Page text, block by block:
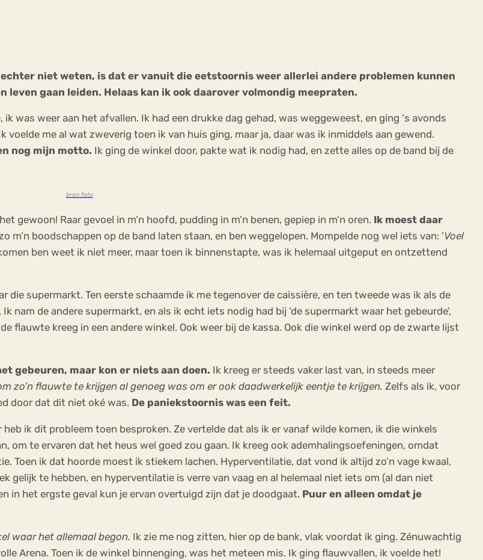
niet weten, is dat er vanuit die eetstoornis weer allerlei andere problemen kunnen
gaan leiden. Helaas kan ik ook daarover volmondig meepraten.
was weer aan het afvallen. Ik had een drukke dag gehad, was weggeweest, en ging ‘s avonds
me al wat zweverig toen ik van huis ging, maar ja, daar was ik inmiddels aan gewend.
nog mijn motto. Ik ging de winkel door, pakte wat ik nodig had, en zette alles op de band bij de
bron foto
gewoon! Raar gevoel in m’n hoofd, pudding in m’n benen, gepiep in m’n oren. Ik moest daar
m’n boodschappen op de band laten staan, en ben weggelopen. Mompelde nog wel iets van: ‘Voel
ben weet ik niet meer, maar toen ik binnenstapte, was ik helemaal uitgeput en ontzettend
supermarkt. Ten eerste schaamde ik me tegenover de caissière, en ten tweede was ik als de
nam de andere supermarkt, en als ik echt iets nodig had bij ‘de supermarkt waar het gebeurde’,
flauwte kreeg in een andere winkel. Ook weer bij de kassa. Ook die winkel werd op de zwarte lijst
gebeuren, maar kon er niets aan doen. Ik kreeg er steeds vaker last van, in steeds meer
zo’n flauwte te krijgen al genoeg was om er ook daadwerkelijk eentje te krijgen. Zelfs als ik, voor
door dat dit niet oké was. De paniekstoornis was een feit.
ik dit probleem toen besproken. Ze vertelde dat als ik er vanaf wilde komen, ik die winkels
om te ervaren dat het heus wel goed zou gaan. Ik kreeg ook ademhalingsoefeningen, omdat
Toen ik dat hoorde moest ik stiekem lachen. Hyperventilatie, dat vond ik altijd zo’n vage kwaal,
gelijk te hebben, en hyperventilatie is verre van vaag en al helemaal niet iets om (al dan niet
in het ergste geval kun je ervan overtuigd zijn dat je doodgaat. Puur en alleen omdat je
waar het allemaal begon. Ik zie me nog zitten, hier op de bank, vlak voordat ik ging. Zénuwachtig
Arena. Toen ik de winkel binnenging, was het meteen mis. Ik ging flauwvallen, ik voelde het!